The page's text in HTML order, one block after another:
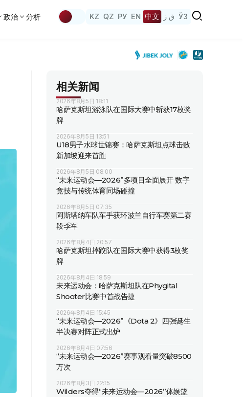
政治 分析 KZ QZ РУ EN 中文 ق ز ЎЗ
相关新闻
2026年8月5日 18:11
哈萨克斯坦游泳队在国际大赛中斩获17枚奖
牌
2026年8月5日 13:51
U18男子水球世锦赛：哈萨克斯坦点球击败
新加坡迎来首胜
2026年8月5日 08:00
“未来运动会—2026”多项目全面展开 数字
竞技与传统体育同场碰撞
2026年8月5日 07:35
阿斯塔纳车队车手获环波兰自行车赛第二赛
段季军
2026年8月4日 20:57
哈萨克斯坦摔跤队在国际大赛中获得3枚奖
牌
2026年8月4日 18:59
未来运动会：哈萨克斯坦队在Phygital
Shooter比赛中首战告捷
2026年8月4日 15:45
“未来运动会—2026”《Dota 2》四强诞生
半决赛对阵正式出炉
2026年8月4日 07:56
“未来运动会—2026”赛事观看量突破8500
万次
2026年8月3日 22:15
Wilders夺得“未来运动会—2026”体娱篮